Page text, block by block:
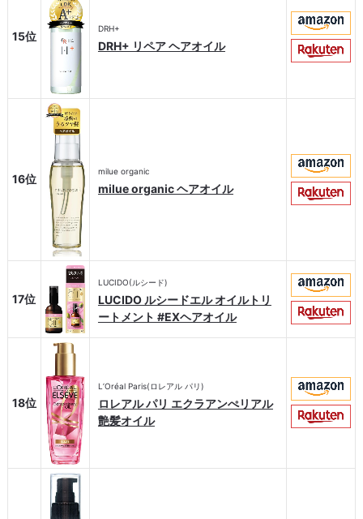
15位
DRH+
DRH+ リペア ヘアオイル
16位
milue organic
milue organic ヘアオイル
17位
LUCIDO(ルシード)
LUCIDO ルシードエル オイルトリ
ートメント #EXヘアオイル
18位
L’Oréal Paris(ロレアル パリ)
ロレアル パリ エクラアンぺリアル
艶髪オイル